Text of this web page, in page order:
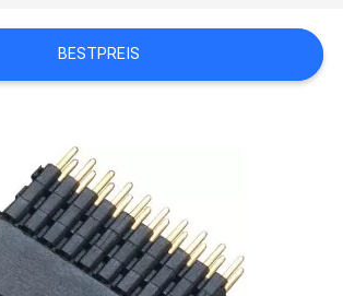
BESTPREIS